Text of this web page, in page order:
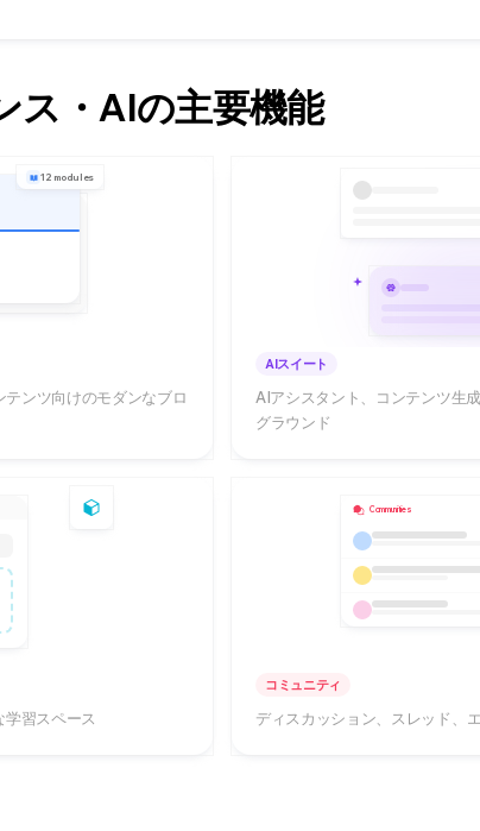
ス・AIの主要機能
12 modules
ンツ向けのモダンなブロ
AIスイート
AIアシスタント、コンテンツ生
グラウンド
習スペース
Communities
コミュニティ
ディスカッション、スレッド、